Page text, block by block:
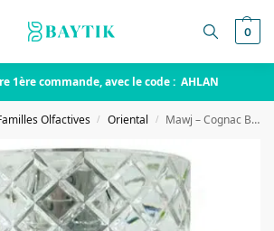
0
1ère commande, avec le code : AHLAN
Olfactives / Oriental / Mawj – Cognac Blaze – Paris Corner